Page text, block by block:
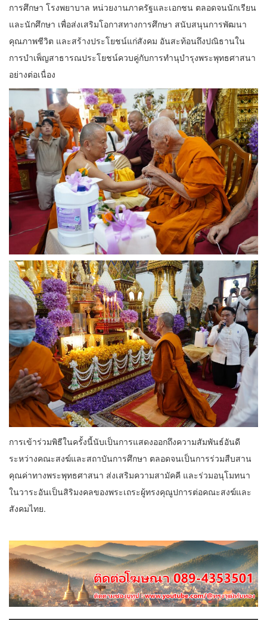
การศึกษา โรงพยาบาล หน่วยงานภาครัฐและเอกชน ตลอดจนนักเรียน
และนักศึกษา เพื่อส่งเสริมโอกาสทางการศึกษา สนับสนุนการพัฒนา
คุณภาพชีวิต และสร้างประโยชน์แก่สังคม อันสะท้อนถึงปณิธานใน
การบำเพ็ญสาธารณประโยชน์ควบคู่กับการทำนุบำรุงพระพุทธศาสนา
อย่างต่อเนื่อง
การเข้าร่วมพิธีในครั้งนี้นับเป็นการแสดงออกถึงความสัมพันธ์อันดี
ระหว่างคณะสงฆ์และสถาบันการศึกษา ตลอดจนเป็นการร่วมสืบสาน
คุณค่าทางพระพุทธศาสนา ส่งเสริมความสามัคคี และร่วมอนุโมทนา
ในวาระอันเป็นสิริมงคลของพระเถระผู้ทรงคุณูปการต่อคณะสงฆ์และ
สังคมไทย.